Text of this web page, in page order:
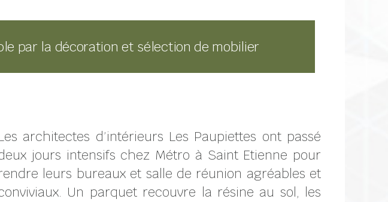
par la décoration et sélection de mobilier
architectes d’intérieurs Les Paupiettes ont passé
jours intensifs chez Métro à Saint Etienne pour
leurs bureaux et salle de réunion agréables et
Un parquet recouvre la résine au sol, les